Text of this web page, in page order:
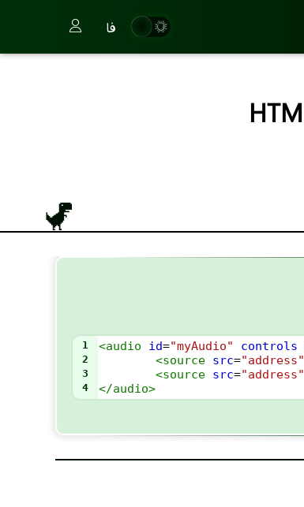
فا
1 <audio id="myAudio" controls
2 <source src="address"
3 <source src="address"
4 </audio>